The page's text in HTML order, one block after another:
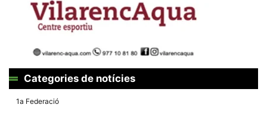
Categories de notícies
1a Federació
algunes
funcionalitats
desapareixeran
els teus